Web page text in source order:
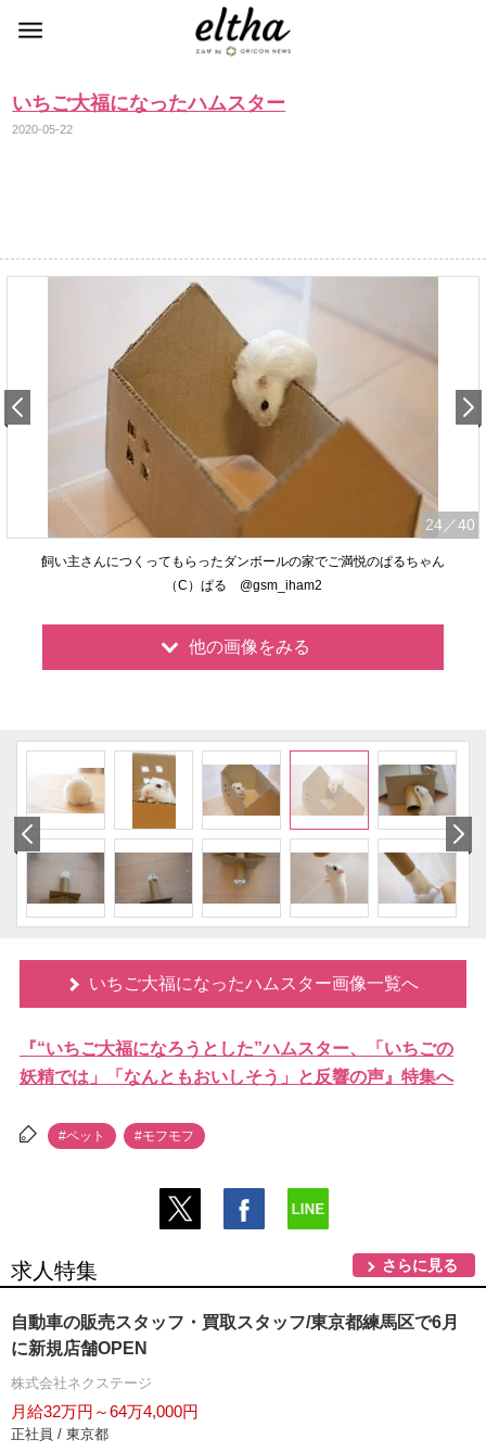
いちご大福になったハムスター
2020-05-22
24 ／40
飼い主さんにつくってもらったダンボールの家でご満悦のぱるちゃん
（C）ぱる @gsm_iham2
他の画像をみる
いちご大福になったハムスター画像一覧へ
『“いちご大福になろうとした”ハムスター、「いちごの
妖精では」「なんともおいしそう」と反響の声』特集へ
#ペット #モフモフ
求人特集 さらに見る
自動車の販売スタッフ・買取スタッフ/東京都練馬区で6月
に新規店舗OPEN
株式会社ネクステージ
月給32万円～64万4,000円
正社員 / 東京都